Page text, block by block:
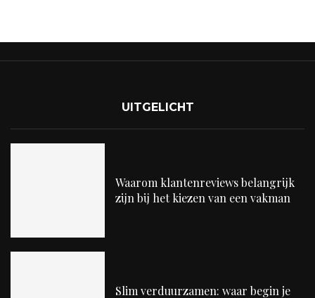
UITGELICHT
Waarom klantenreviews belangrijk
zijn bij het kiezen van een vakman
Slim verduurzamen: waar begin je